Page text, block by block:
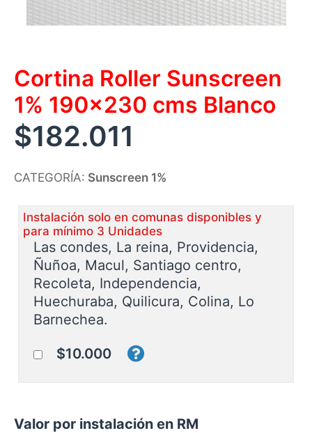
Cortina Roller Sunscreen
1% 190×230 cms Blanco
$182.011
CATEGORÍA: Sunscreen 1%
Instalación solo en comunas disponibles y
para mínimo 3 Unidades
Las condes, La reina, Providencia,
Ñuñoa, Macul, Santiago centro,
Recoleta, Independencia,
Huechuraba, Quilicura, Colina, Lo
Barnechea.
$10.000
Valor por instalación en RM